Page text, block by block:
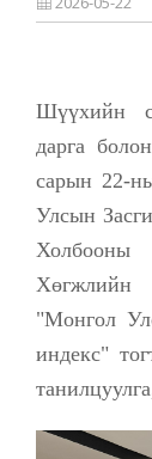
ХУУЛЬ
ИРГЭН ТАНД
Шүүхийн
дарга
сарын 22-
Улсын
Холбооны
Хөгжлийн
"Монгол
индекс"